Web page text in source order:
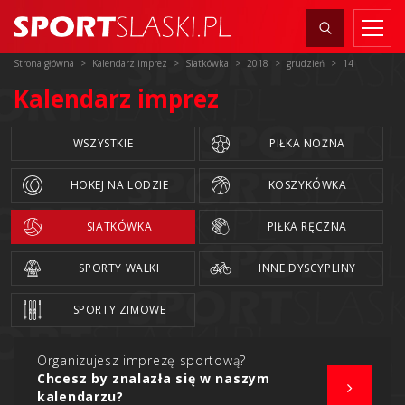
Strona główna Kalendarz imprez Siatkówka 2018 grudzień 14
Kalendarz imprez
WSZYSTKIE PIŁKA NOŻNA
HOKEJ NA LODZIE KOSZYKÓWKA
SIATKÓWKA PIŁKA RĘCZNA
SPORTY WALKI INNE DYSCYPLINY
SPORTY ZIMOWE
Organizujesz imprezę sportową?
Chcesz by znalazła się w naszym
kalendarzu?